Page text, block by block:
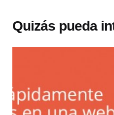
Quizás pueda